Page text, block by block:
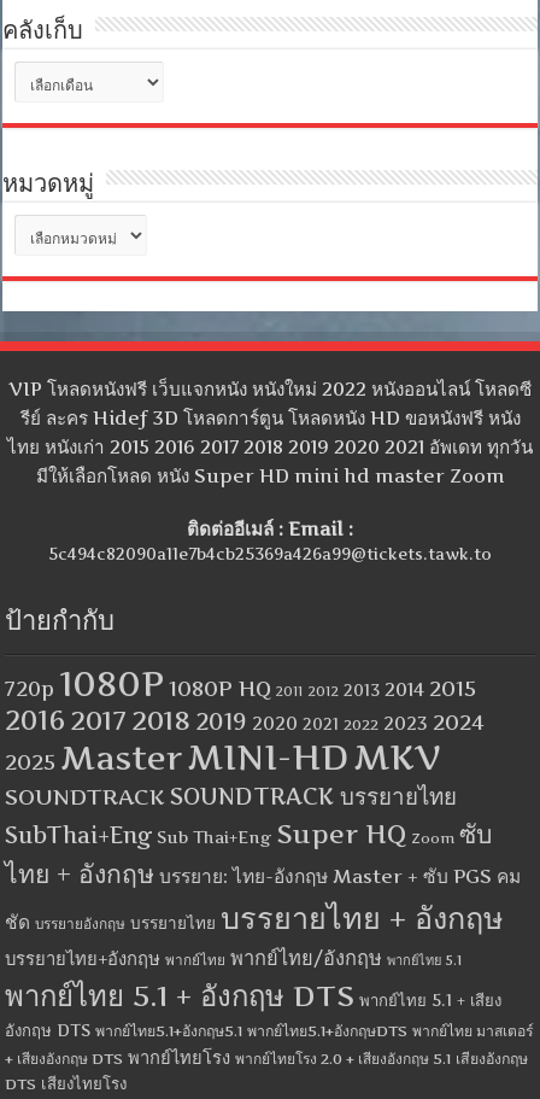
คลังเก็บ
คลัง
เก็บ
หมวดหมู่
หมวด
หมู่
VIP โหลดหนังฟรี เว็บแจกหนัง หนังใหม่ 2022 หนังออนไลน์ โหลดซี
รีย์ ละคร Hidef 3D โหลดการ์ตูน โหลดหนัง HD ขอหนังฟรี หนัง
ไทย หนังเก่า 2015 2016 2017 2018 2019 2020 2021 อัพเดท ทุกวัน
มีให้เลือกโหลด หนัง Super HD mini hd master Zoom
ติดต่ออีเมล์ : Email :
5c494c82090a11e7b4cb25369a426a99@tickets.tawk.to
ป้ายกำกับ
720p 1080P 1080P HQ 2011 2012 2013 2014 2015
2016 2017 2018 2019 2020 2021 2022 2023 2024
2025 MasterMINI-HDMKV
SOUNDTRACK SOUNDTRACK บรรยายไทย
SubThai+Eng Sub Thai+Eng Super HQ Zoom ซับ
ไทย + อังกฤษ บรรยาย: ไทย-อังกฤษ Master + ซับ PGS คม
ชัด บรรยายอังกฤษ บรรยายไทย บรรยายไทย + อังกฤษ
บรรยายไทย+อังกฤษ พากย์ไทย พากย์ไทย/อังกฤษ พากย์ไทย 5.1
พากย์ไทย 5.1 + อังกฤษ DTS พากย์ไทย 5.1 + เสียง
อังกฤษ DTS พากย์ไทย5.1+อังกฤษ5.1 พากย์ไทย5.1+อังกฤษDTS พากย์ไทย มาสเตอร์
+ เสียงอังกฤษ DTS พากย์ไทยโรง พากย์ไทยโรง 2.0 + เสียงอังกฤษ 5.1 เสียงอังกฤษ
DTS เสียงไทยโรง